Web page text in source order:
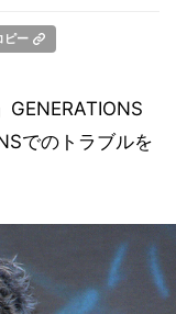
ピー
GENERATIONS
でのトラブルを